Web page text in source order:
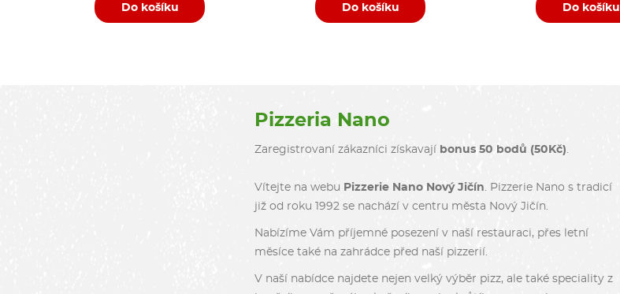
Do košíku Do košíku Do košíku
Pizzeria Nano
Zaregistrovaní zákazníci získavají bonus 50 bodů (50Kč).
Vítejte na webu Pizzerie Nano Nový Jičín. Pizzerie Nano s tradicí
již od roku 1992 se nachází v centru města Nový Jičín.
Nabízíme Vám příjemné posezení v naší restauraci, přes letní
měsíce také na zahrádce před naší pizzerií.
V naší nabídce najdete nejen velký výběr pizz, ale také speciality z